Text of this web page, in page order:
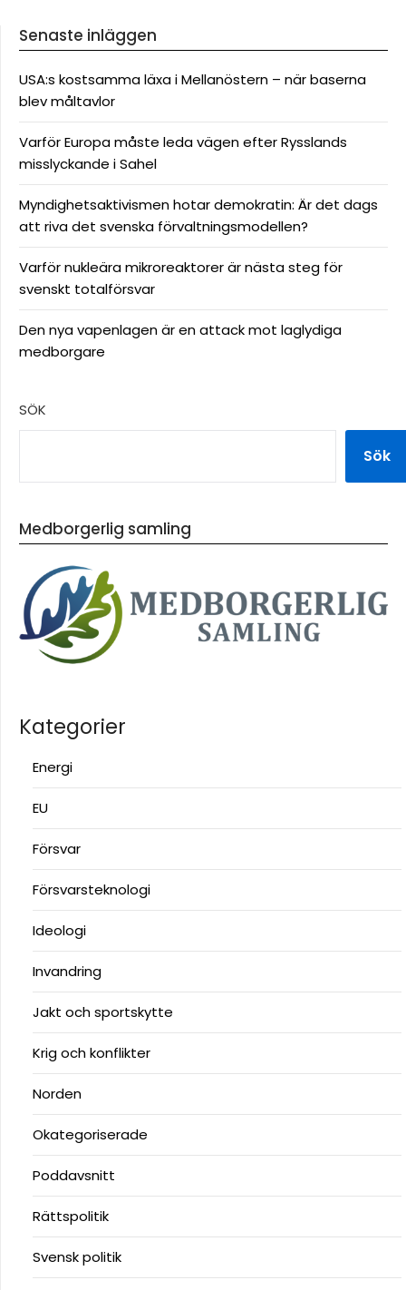
Senaste inläggen
USA:s kostsamma läxa i Mellanöstern – när baserna
blev måltavlor
Varför Europa måste leda vägen efter Rysslands
misslyckande i Sahel
Myndighetsaktivismen hotar demokratin: Är det dags
att riva det svenska förvaltningsmodellen?
Varför nukleära mikroreaktorer är nästa steg för
svenskt totalförsvar
Den nya vapenlagen är en attack mot laglydiga
medborgare
SÖK
Sök
Medborgerlig samling
Kategorier
Energi
EU
Försvar
Försvarsteknologi
Ideologi
Invandring
Jakt och sportskytte
Krig och konflikter
Norden
Okategoriserade
Poddavsnitt
Rättspolitik
Svensk politik